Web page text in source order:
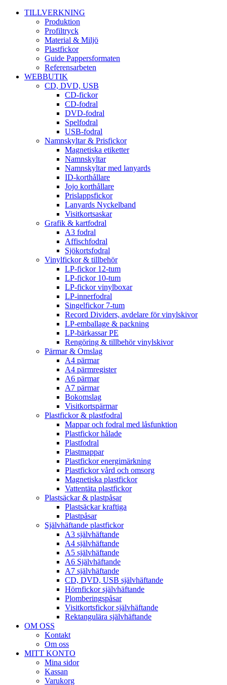
TILLVERKNING
Produktion
Profiltryck
Material & Miljö
Plastfickor
Guide Pappersformaten
Referensarbeten
WEBBUTIK
CD, DVD, USB
CD-fickor
CD-fodral
DVD-fodral
Spelfodral
USB-fodral
Namnskyltar & Prisfickor
Magnetiska etiketter
Namnskyltar
Namnskyltar med lanyards
ID-korthållare
Jojo korthållare
Prislappsfickor
Lanyards Nyckelband
Visitkortsaskar
Grafik & kartfodral
A3 fodral
Affischfodral
Sjökortsfodral
Vinylfickor & tillbehör
LP-fickor 12-tum
LP-fickor 10-tum
LP-fickor vinylboxar
LP-innerfodral
Singelfickor 7-tum
Record Dividers, avdelare för vinylskivor
LP-emballage & packning
LP-bärkassar PE
Rengöring & tillbehör vinylskivor
Pärmar & Omslag
A4 pärmar
A4 pärmregister
A6 pärmar
A7 pärmar
Bokomslag
Visitkortspärmar
Plastfickor & plastfodral
Mappar och fodral med låsfunktion
Plastfickor hålade
Plastfodral
Plastmappar
Plastfickor energimärkning
Plastfickor vård och omsorg
Magnetiska plastfickor
Vattentäta plastfickor
Plastsäckar & plastpåsar
Plastsäckar kraftiga
Plastpåsar
Självhäftande plastfickor
A3 självhäftande
A4 självhäftande
A5 självhäftande
A6 Självhäftande
A7 självhäftande
CD, DVD, USB självhäftande
Hörnfickor självhäftande
Plomberingspåsar
Visitkortsfickor självhäftande
Rektangulära självhäftande
OM OSS
Kontakt
Om oss
MITT KONTO
Mina sidor
Kassan
Varukorg